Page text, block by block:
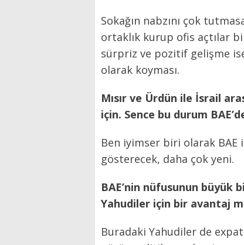
Sokağın nabzını çok
ortaklık kurup ofis açtılar
sürpriz ve pozitif gelişme
olarak koyması.
Mısır ve Ürdün ile İsrail
için. Sence bu durum
Ben iyimser biri olarak BAE
gösterecek, daha çok yeni.
BAE’nin nüfusunun büyük
Yahudiler için bir avantaj
Buradaki Yahudiler de